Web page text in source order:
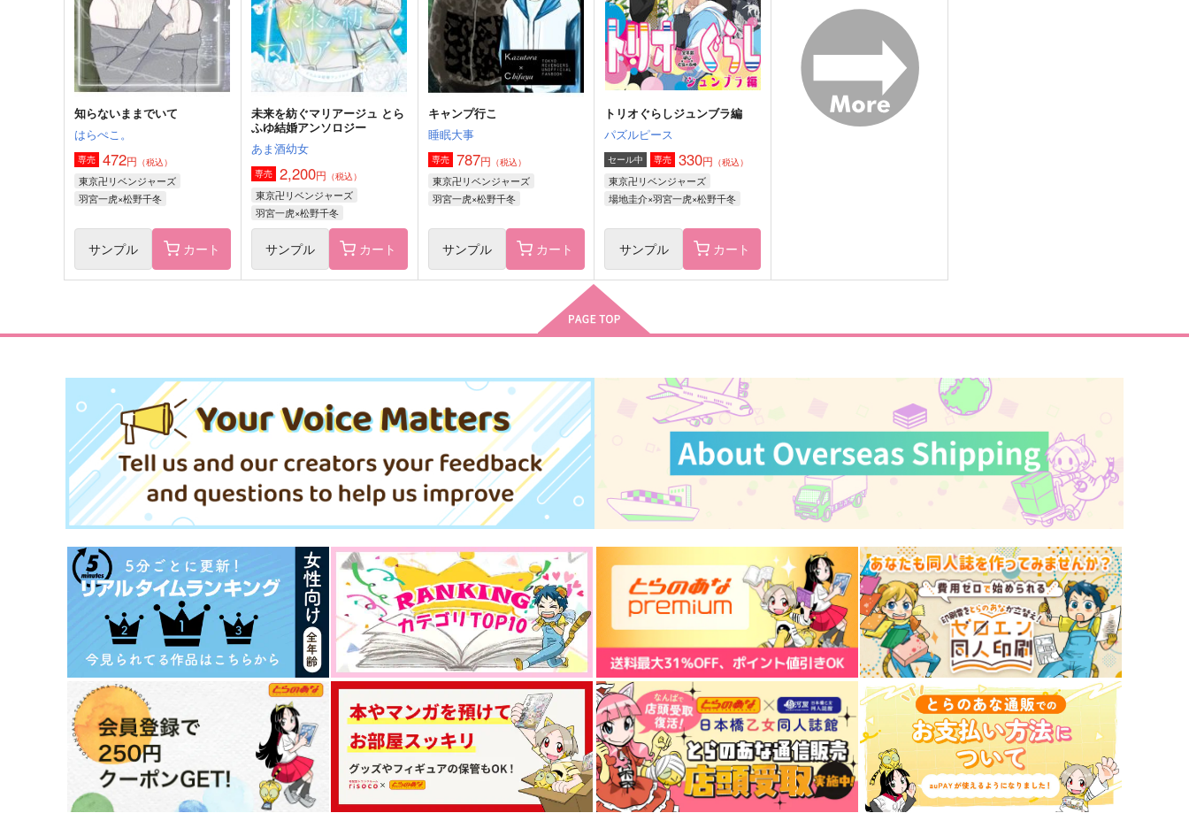
羽宮一虎×場地圭介
サンプル 作品詳細
羽宮一虎×場地圭介
サンプル 作品詳細
松野千冬×花垣武道
サンプル 作品詳細
場地圭介×松野千冬
サンプル 作品詳細
場地圭介×松野千冬
サンプル 作品詳細
あおくひかる
715円
松野千冬×場地圭介
サンプル 作品詳細
夜明けのトゥルーエンド
660円（税込）
松野千冬×場地圭介
初恋
315円（税込）
サンプル 作品詳細
Two juvenile birds
2,357円 （税込）
場地圭介×松野千冬
作品詳細
In summer
1,100円
サンプル 作品詳細
エンドロールで終わりじゃな
629円
松野千冬×花垣武道
サンプル 作品詳細
白雪姫 THE AFTER
Mimosa
円（税込）
場地圭介×松野千冬
ばぶ！ばぶ！ばぶ！～とーま
んにばぶがやってきた！？～
TSUBUKKO
787円（税込）
知らないままでいて
はらぺこ。
専売 472円 （税込）
東京卍リベンジャーズ
羽宮一虎×松野千冬
サンプル カート
未来を紡ぐマリアージュ とら
ふゆ結婚アンソロジー
あま酒幼女
専売 2,200円 （税込）
東京卍リベンジャーズ
羽宮一虎×松野千冬
サンプル カート
キャンプ行こ
睡眠大事
専売 787円 （税込）
東京卍リベンジャーズ
羽宮一虎×松野千冬
サンプル カート
トリオぐらしジュンブラ編
パズルピース
セール中 専売 330円 （税込）
東京卍リベンジャーズ
場地圭介×羽宮一虎×松野千冬
サンプル カート